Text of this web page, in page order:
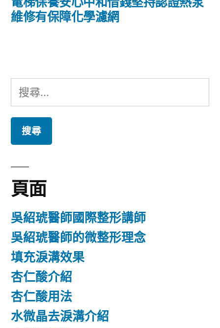
覽
篇
維修有保障化學濾網
搜
尋
鍵
字:
頁面
吳紹琥醫師國際整形講師
吳紹琥醫師的微整形理念
填充淚溝效果
杏仁酸介紹
杏仁酸用法
水微晶去淚溝介紹